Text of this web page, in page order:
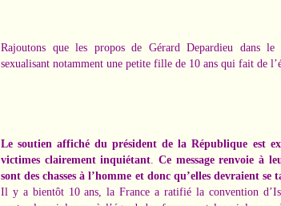
Rajoutons que les propos de Gérard Depardieu dans le
sexualisant notamment une petite fille de 10 ans qui fait de
Le soutien affiché du président de la République est
victimes clairement inquiétant. Ce message renvoie à
sont des chasses à l’homme et donc qu’elles devraient se
Il y a bientôt 10 ans, la France a ratifié la convention